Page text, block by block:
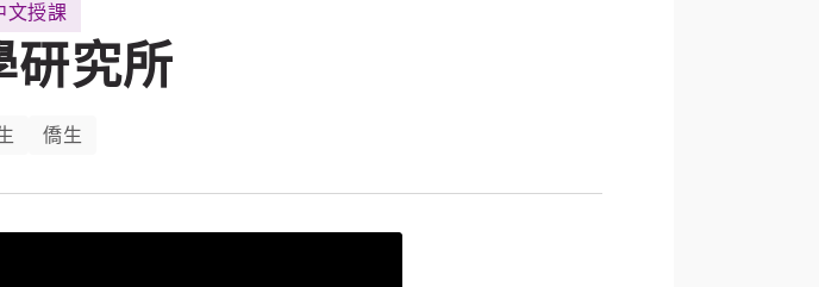
文授課
研究所
僑生